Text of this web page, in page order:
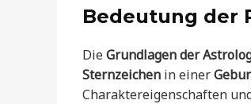
Bedeutung der
DieGrundlagen der
Sternzeichen in einer
Charaktereigenschaften